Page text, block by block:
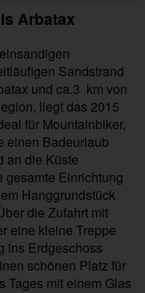
Arbatax
Sandstrand
und ca.3 km von
liegt das 2015
für Mountainbiker,
einen Badeurlaub
an die Küste
gesamte Einrichtung
Hanggrundstück
die Zufahrt mit
eine kleine Treppe
ins Erdgeschoss
schönen Platz für
Tages mit einem Glas